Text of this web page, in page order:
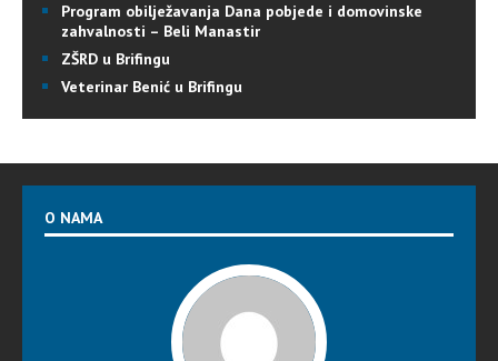
Program obilježavanja Dana pobjede i domovinske
zahvalnosti – Beli Manastir
ZŠRD u Brifingu
Veterinar Benić u Brifingu
O NAMA